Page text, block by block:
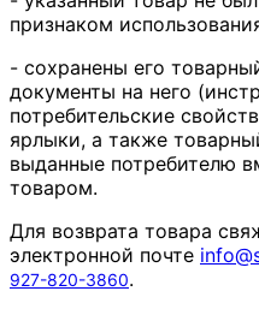
признаком
- сохранены его
документы на него
потребительские
ярлыки, а также
выданные потребителю
товаром.
Для возврата товара
электронной почте info@
927-820-3860.